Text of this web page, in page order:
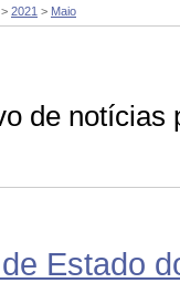
> 2021 > Maio
de
Estado